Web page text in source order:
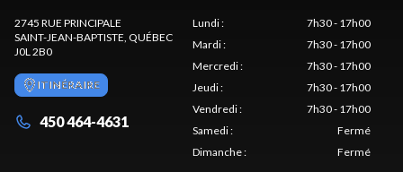
2745 RUE PRINCIPALE
SAINT-JEAN-BAPTISTE , QUÉBEC
J0L 2B0
ITINÉRAIRE
450 464-4631
Lundi:
7h30 - 17h00
Mardi:
7h30 - 17h00
Mercredi:
7h30 - 17h00
Jeudi:
7h30 - 17h00
Vendredi:
7h30 - 17h00
Samedi:
Fermé
Dimanche: Fermé